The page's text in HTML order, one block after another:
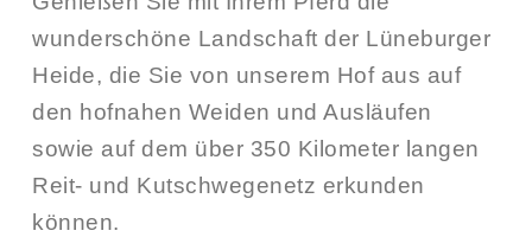
wunderschöne Landschaft der Lüneburger
Heide, die Sie von unserem Hof aus auf
den hofnahen Weiden und Ausläufen
sowie auf dem über 350 Kilometer langen
Reit- und Kutschwegenetz erkunden
können.